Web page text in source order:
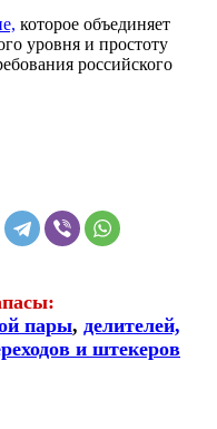
которое объединяет
уровня и простоту
российского
пары, делителей,
и штекеров